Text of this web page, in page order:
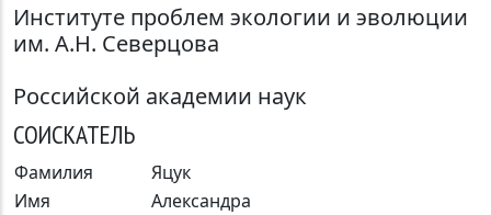
Институте проблем экологии и эволюции
им. А.Н. Северцова
Российской академии наук
СОИСКАТЕЛЬ
Фамилия
Яцук
Имя
Александра